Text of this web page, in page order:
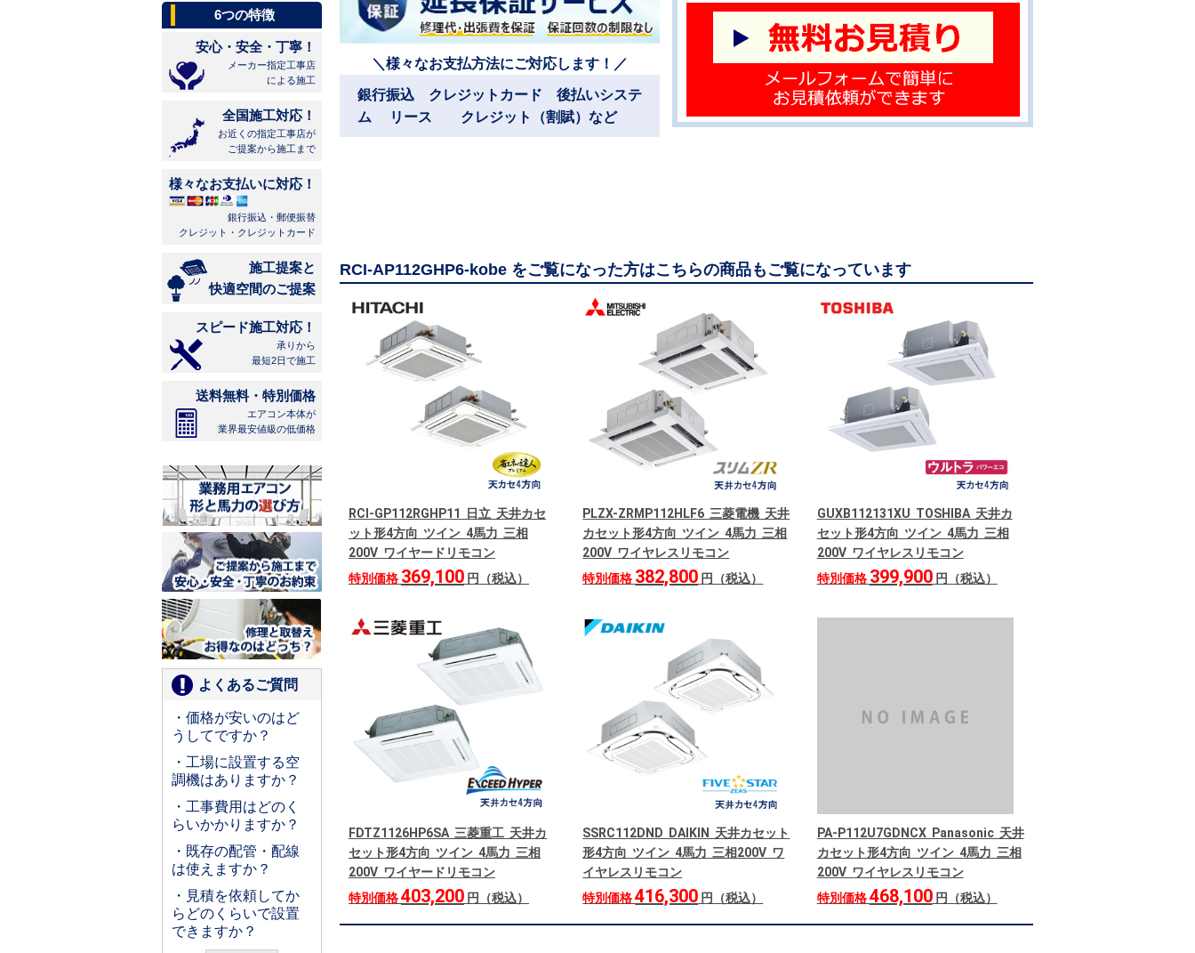
6つの特徴
安心・安全・丁寧！
メーカー指定工事店
による施工
全国施工対応！
お近くの指定工事店が
ご提案から施工まで
様々なお支払いに対応！
銀行振込・郵便振替
クレジット・クレジットカード
施工提案と
快適空間のご提案
スピード施工対応！
承りから
最短2日で施工
送料無料・特別価格
エアコン本体が
業界最安値級の低価格
よくあるご質問
・価格が安いのはど
うしてですか？
・工場に設置する空
調機はありますか？
・工事費用はどのく
らいかかりますか？
・既存の配管・配線
は使えますか？
・見積を依頼してか
らどのくらいで設置
できますか？
＼様々なお支払方法にご対応します！／
銀行振込 クレジットカード 後払いシステ
ム リース クレジット（割賦）など
RCI-AP112GHP6-kobe をご覧になった方はこちらの商品もご覧になっています
RCI-GP112RGHP11 日立 天井カセ
ット形4方向 ツイン 4馬力 三相
200V ワイヤードリモコン
特別価格 369,100 円（税込）
PLZX-ZRMP112HLF6 三菱電機 天井
カセット形4方向 ツイン 4馬力 三相
200V ワイヤレスリモコン
特別価格 382,800 円（税込）
GUXB112131XU TOSHIBA 天井カ
セット形4方向 ツイン 4馬力 三相
200V ワイヤレスリモコン
特別価格 399,900円（税込）
FDTZ1126HP6SA 三菱重工 天井カ
セット形4方向 ツイン 4馬力 三相
200V ワイヤードリモコン
特別価格403,200 円（税込）
SSRC112DND DAIKIN 天井カセット
形4方向 ツイン 4馬力 三相200V ワ
イヤレスリモコン
特別価格416,300 円（税込）
PA-P112U7GDNCX Panasonic 天井
カセット形4方向 ツイン 4馬力 三相
200V ワイヤレスリモコン
特別価格468,100円（税込）